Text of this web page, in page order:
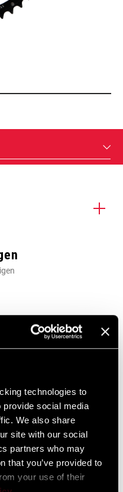
technologies to
provide social media
We also share
site with our social
partners who may
that you’ve provided to
your use of their
PowerSpline BB
48/34, 50/34, 52/36
165mm, 170mm,
172.5mm, 175mm